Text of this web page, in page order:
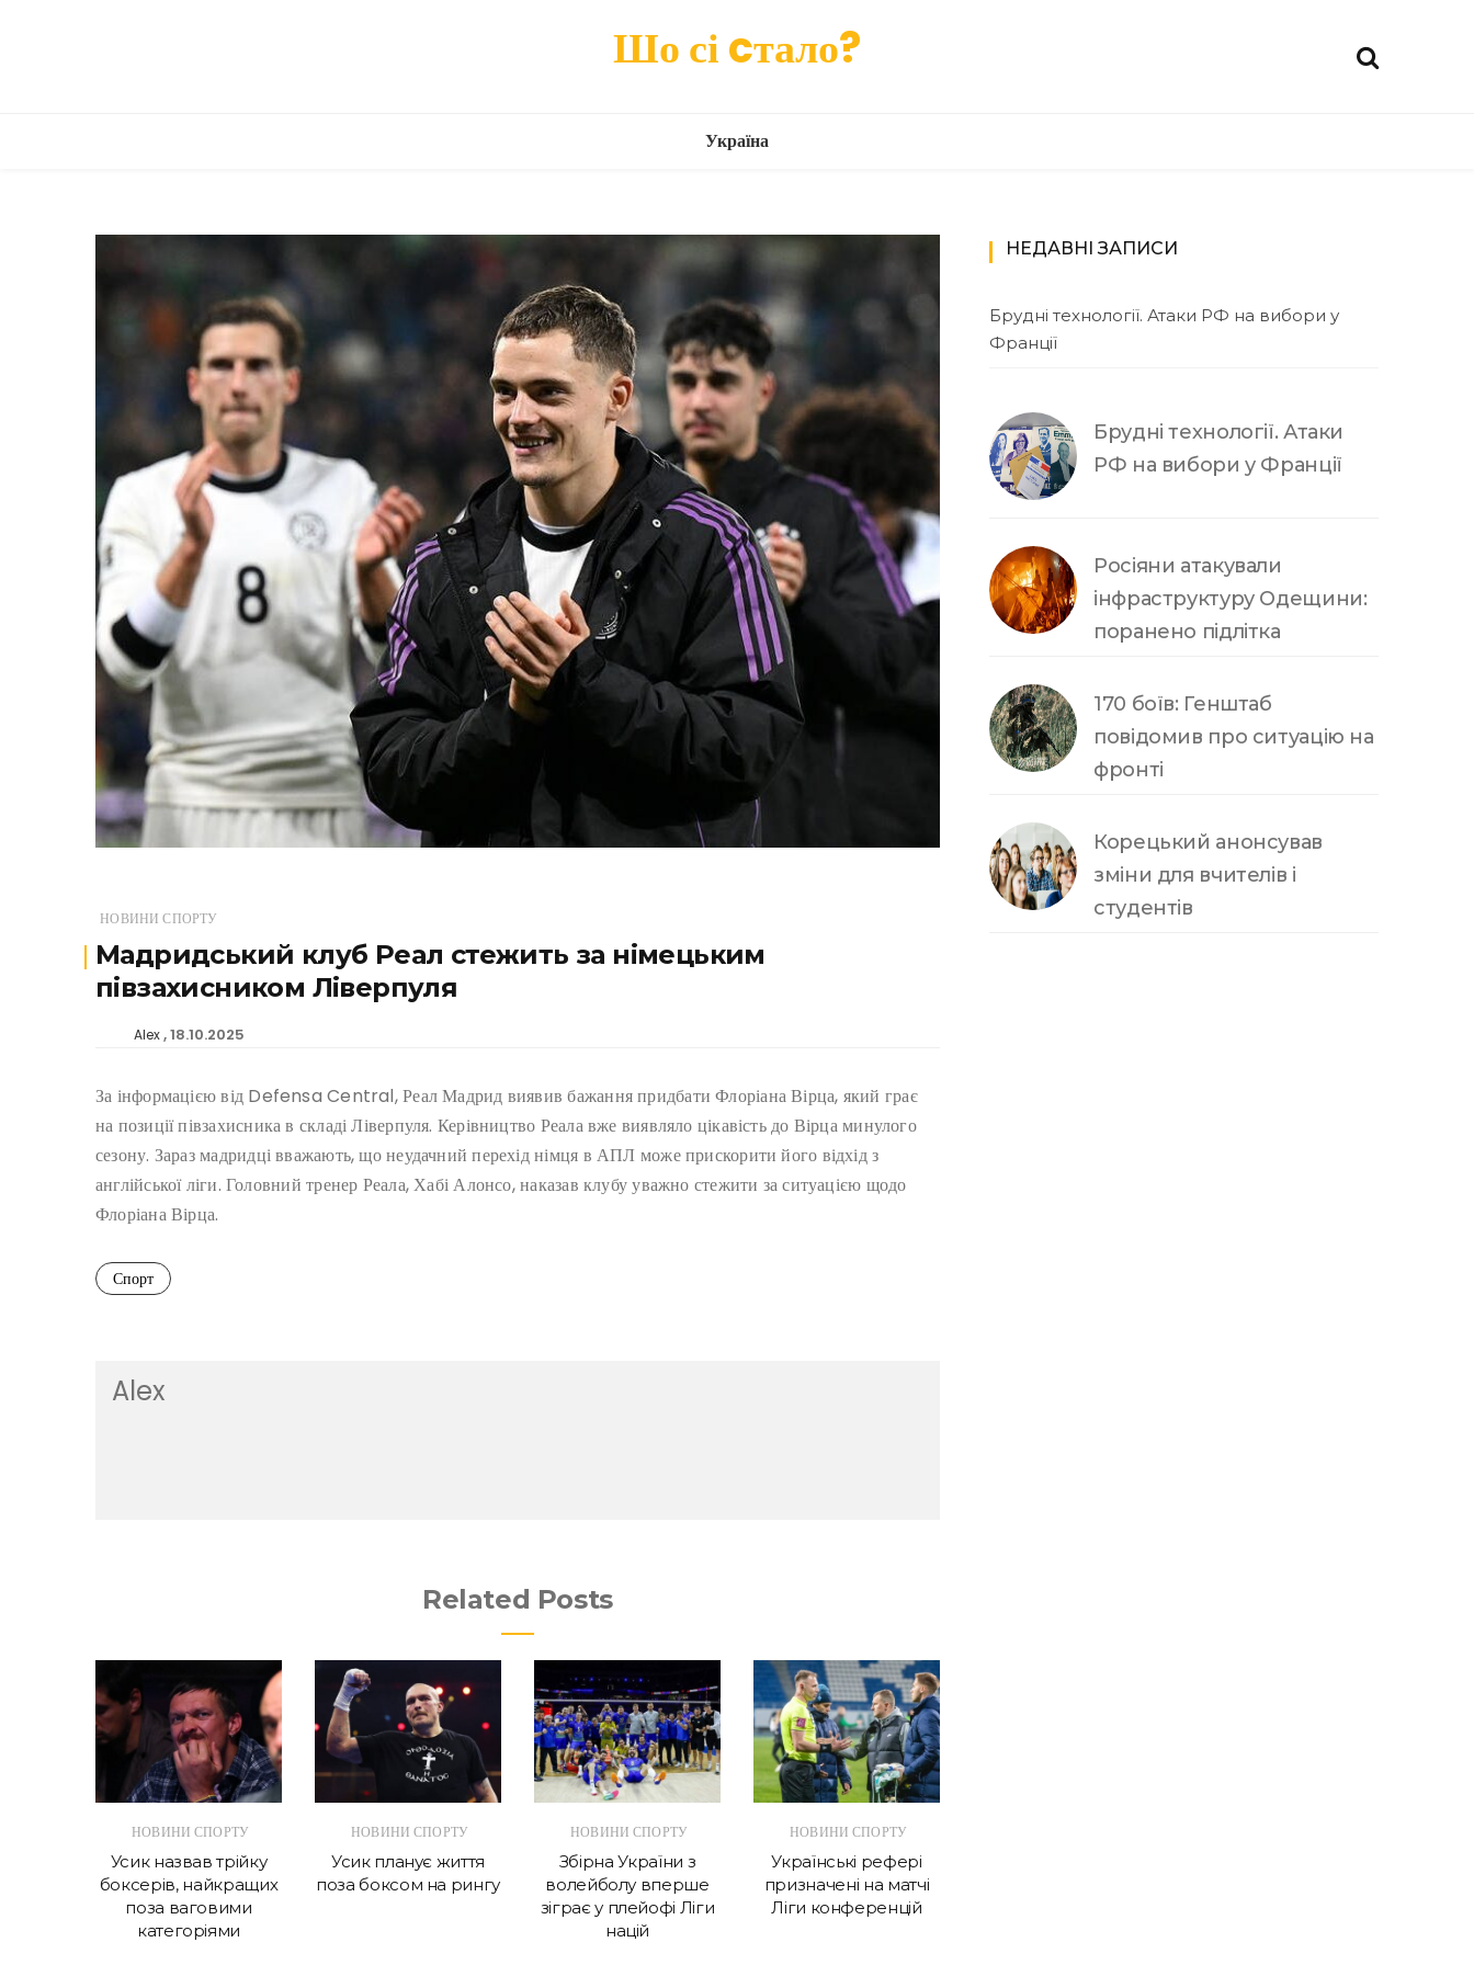
Шо сі cтало?
Україна
НОВИНИ СПОРТУ
Мадридський клуб Реал стежить за німецьким
півзахисником Ліверпуля
Alex 18.10.2025
За інформацією від Defensa Central, Реал Мадрид виявив бажання придбати Флоріана Вірца, який грає
на позиції півзахисника в складі Ліверпуля. Керівництво Реала вже виявляло цікавість до Вірца минулого
сезону. Зараз мадридці вважають, що неудачний перехід німця в АПЛ може прискорити його відхід з
англійської ліги. Головний тренер Реала, Хабі Алонсо, наказав клубу уважно стежити за ситуацією щодо
Флоріана Вірца.
Спорт
Alex
Related Posts
НОВИНИ СПОРТУ
Усик назвав трійку
боксерів, найкращих
поза ваговими
категоріями
НОВИНИ СПОРТУ
Усик планує життя
поза боксом на рингу
НОВИНИ СПОРТУ
Збірна України з
волейболу вперше
зіграє у плейофі Ліги
націй
НОВИНИ СПОРТУ
Українські рефері
призначені на матчі
Ліги конференцій
НЕДАВНІ ЗАПИСИ
Брудні технології. Атаки РФ на вибори у
Франції
Брудні технології. Атаки
РФ на вибори у Франції
Росіяни атакували
інфраструктуру Одещини:
поранено підлітка
170 боїв: Генштаб
повідомив про ситуацію на
фронті
Корецький анонсував
зміни для вчителів і
студентів